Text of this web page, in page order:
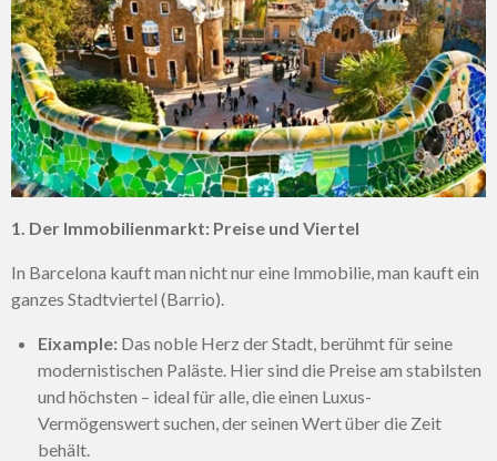
1. Der Immobilienmarkt: Preise und Viertel
In Barcelona kauft man nicht nur eine Immobilie, man kauft ein
ganzes Stadtviertel (Barrio).
Eixample: Das noble Herz der Stadt, berühmt für seine
modernistischen Paläste. Hier sind die Preise am stabilsten
und höchsten – ideal für alle, die einen Luxus-
Vermögenswert suchen, der seinen Wert über die Zeit
behält.